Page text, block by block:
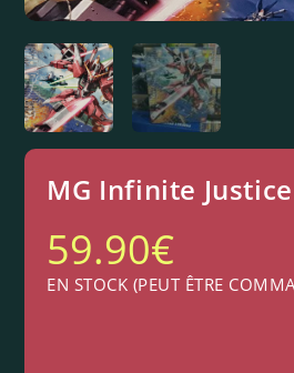
MG Infinite
59.90€
EN STOCK (PEUT ÊTRE